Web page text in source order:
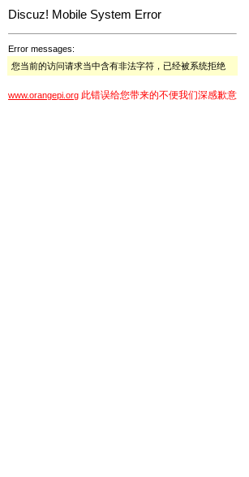
Discuz! Mobile System Error
Error messages:
您当前的访问请求当中含有非法字符，已经被系统拒绝
www.orangepi.org 此错误给您带来的不便我们深感歉意